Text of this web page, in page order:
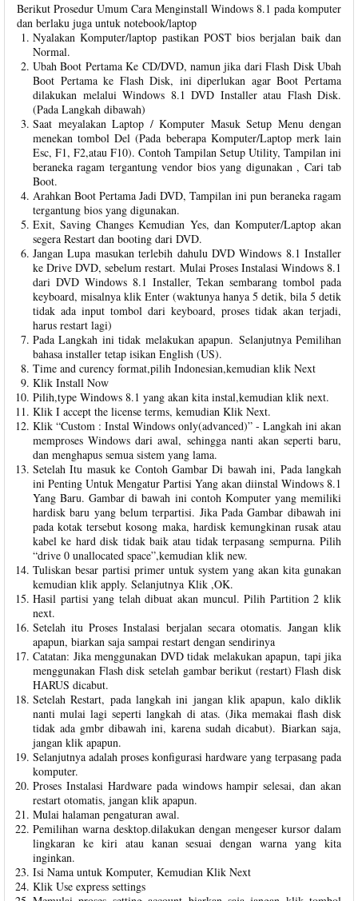
Berikut Prosedur Umum Cara Menginstall Windows 8.1 pada komputer
dan berlaku juga untuk notebook/laptop
Nyalakan Komputer/laptop pastikan POST bios berjalan baik dan
Normal.
Ubah Boot Pertama Ke CD/DVD, namun jika dari Flash Disk Ubah
Boot Pertama ke Flash Disk, ini diperlukan agar Boot Pertama
dilakukan melalui Windows 8.1 DVD Installer atau Flash Disk.
(Pada Langkah dibawah)
Saat meyalakan Laptop / Komputer Masuk Setup Menu dengan
menekan tombol Del (Pada beberapa Komputer/Laptop merk lain
Esc, F1, F2,atau F10). Contoh Tampilan Setup Utility, Tampilan ini
beraneka ragam tergantung vendor bios yang digunakan , Cari tab
Boot.
Arahkan Boot Pertama Jadi DVD, Tampilan ini pun beraneka ragam
tergantung bios yang digunakan.
Exit, Saving Changes Kemudian Yes, dan Komputer/Laptop akan
segera Restart dan booting dari DVD.
Jangan Lupa masukan terlebih dahulu DVD Windows 8.1 Installer
ke Drive DVD, sebelum restart. Mulai Proses Instalasi Windows 8.1
dari DVD Windows 8.1 Installer, Tekan sembarang tombol pada
keyboard, misalnya klik Enter (waktunya hanya 5 detik, bila 5 detik
tidak ada input tombol dari keyboard, proses tidak akan terjadi,
harus restart lagi)
Pada Langkah ini tidak melakukan apapun. Selanjutnya Pemilihan
bahasa installer tetap isikan English (US).
Time and curency format,pilih Indonesian,kemudian klik Next
Klik Install Now
Pilih,type Windows 8.1 yang akan kita instal,kemudian klik next.
Klik I accept the license terms, kemudian Klik Next.
Klik “Custom : Instal Windows only(advanced)” - Langkah ini akan
memproses Windows dari awal, sehingga nanti akan seperti baru,
dan menghapus semua sistem yang lama.
Setelah Itu masuk ke Contoh Gambar Di bawah ini, Pada langkah
ini Penting Untuk Mengatur Partisi Yang akan diinstal Windows 8.1
Yang Baru. Gambar di bawah ini contoh Komputer yang memiliki
hardisk baru yang belum terpartisi. Jika Pada Gambar dibawah ini
pada kotak tersebut kosong maka, hardisk kemungkinan rusak atau
kabel ke hard disk tidak baik atau tidak terpasang sempurna. Pilih
“drive 0 unallocated space”,kemudian klik new.
Tuliskan besar partisi primer untuk system yang akan kita gunakan
kemudian klik apply. Selanjutnya Klik ,OK.
Hasil partisi yang telah dibuat akan muncul. Pilih Partition 2 klik
next.
Setelah itu Proses Instalasi berjalan secara otomatis. Jangan klik
apapun, biarkan saja sampai restart dengan sendirinya
Catatan: Jika menggunakan DVD tidak melakukan apapun, tapi jika
menggunakan Flash disk setelah gambar berikut (restart) Flash disk
HARUS dicabut.
Setelah Restart, pada langkah ini jangan klik apapun, kalo diklik
nanti mulai lagi seperti langkah di atas. (Jika memakai flash disk
tidak ada gmbr dibawah ini, karena sudah dicabut). Biarkan saja,
jangan klik apapun.
Selanjutnya adalah proses konfigurasi hardware yang terpasang pada
komputer.
Proses Instalasi Hardware pada windows hampir selesai, dan akan
restart otomatis, jangan klik apapun.
Mulai halaman pengaturan awal.
Pemilihan warna desktop.dilakukan dengan mengeser kursor dalam
lingkaran ke kiri atau kanan sesuai dengan warna yang kita
inginkan.
Isi Nama untuk Komputer, Kemudian Klik Next
Klik Use express settings